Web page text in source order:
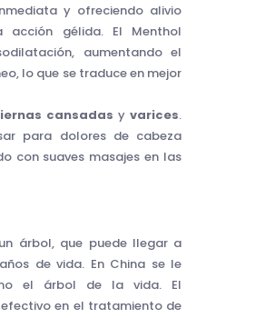
y ofreciendo alivio
acción gélida. El Menthol
aumentando el
lo que se traduce en mejor
cansadas yvarices.
para dolores de cabeza
con suaves masajes en las
árbol, que puede llegar a
de vida. En China se le
el árbol de la vida. El
en el tratamiento de